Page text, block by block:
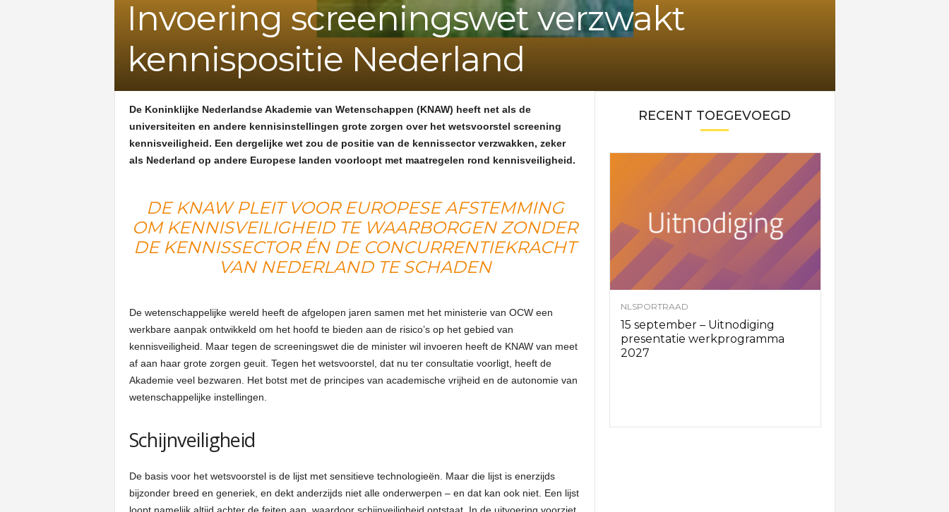
v
a
d
v
e
s
d
e
Invoering screeningswet verzwakt
kennispositie Nederland
De Koninklijke Nederlandse Akademie van Wetenschappen (KNAW) heeft net als de
universiteiten en andere kennisinstellingen grote zorgen over het wetsvoorstel screening
kennisveiligheid. Een dergelijke wet zou de positie van de kennissector verzwakken, zeker
als Nederland op andere Europese landen voorloopt met maatregelen rond kennisveiligheid.
DE KNAW PLEIT VOOR EUROPESE AFSTEMMING
OM KENNISVEILIGHEID TE WAARBORGEN ZONDER
DE KENNISSECTOR ÉN DE CONCURRENTIEKRACHT
VAN NEDERLAND TE SCHADEN
De wetenschappelijke wereld heeft de afgelopen jaren samen met het ministerie van OCW een
werkbare aanpak ontwikkeld om het hoofd te bieden aan de risico’s op het gebied van
kennisveiligheid. Maar tegen de screeningswet die de minister wil invoeren heeft de KNAW van meet
af aan haar grote zorgen geuit. Tegen het wetsvoorstel, dat nu ter consultatie voorligt, heeft de
Akademie veel bezwaren. Het botst met de principes van academische vrijheid en de autonomie van
wetenschappelijke instellingen.
Schijnveiligheid
De basis voor het wetsvoorstel is de lijst met sensitieve technologieën. Maar die lijst is enerzijds
bijzonder breed en generiek, en dekt anderzijds niet alle onderwerpen – en dat kan ook niet. Een lijst
RECENT TOEGEVOEGD
NLSPORTRAAD
15 september – Uitnodiging
presentatie werkprogramma
2027